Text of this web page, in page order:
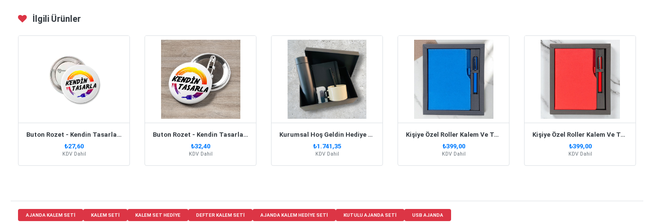
İlgili Ürünler
Buton Rozet - Kendin Tasarla 44 Mm
₺27,60
KDV Dahil
Buton Rozet - Kendin Tasarla 55 Mm
₺32,40
KDV Dahil
Kurumsal Hoş Geldin Hediye Seti
₺1.741,35
KDV Dahil
Kişiye Özel Roller Kalem Ve Termo Deri Defter Kutulu Set - Lacivert
₺399,00
KDV Dahil
Kişiye Özel Roller Kalem Ve Termo Deri Defter Kutulu Set - Kırmızı
₺399,00
KDV Dahil
AJANDA KALEM SETI KALEM SETI KALEM SET HEDIYE DEFTER KALEM SETI AJANDA KALEM HEDIYE SETI KUTULU AJANDA SETI USB AJANDA